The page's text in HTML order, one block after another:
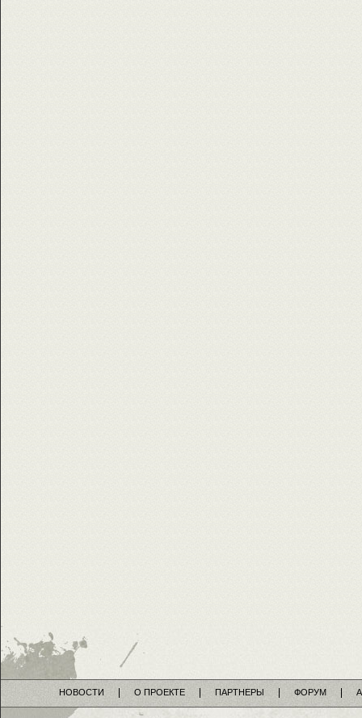
НОВОСТИ О ПРОЕКТЕ ПАРТНЕРЫ ФОРУМ